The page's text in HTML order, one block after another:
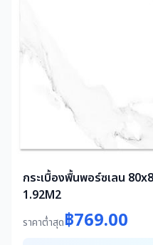
กระเบื้องพื้นพอร์ซเลน
1.92M2
ราคาต่ำสุด฿769.00